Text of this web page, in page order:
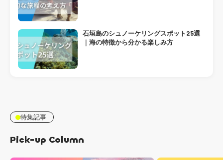
石垣島のシュノーケリングスポット25選
｜海の特徴から分かる楽しみ方
特集記事
Pick-up Column